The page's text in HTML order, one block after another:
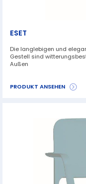
ESET
Die langlebigen und
Gestell sind
Außen
PRODUKT ANSEHEN